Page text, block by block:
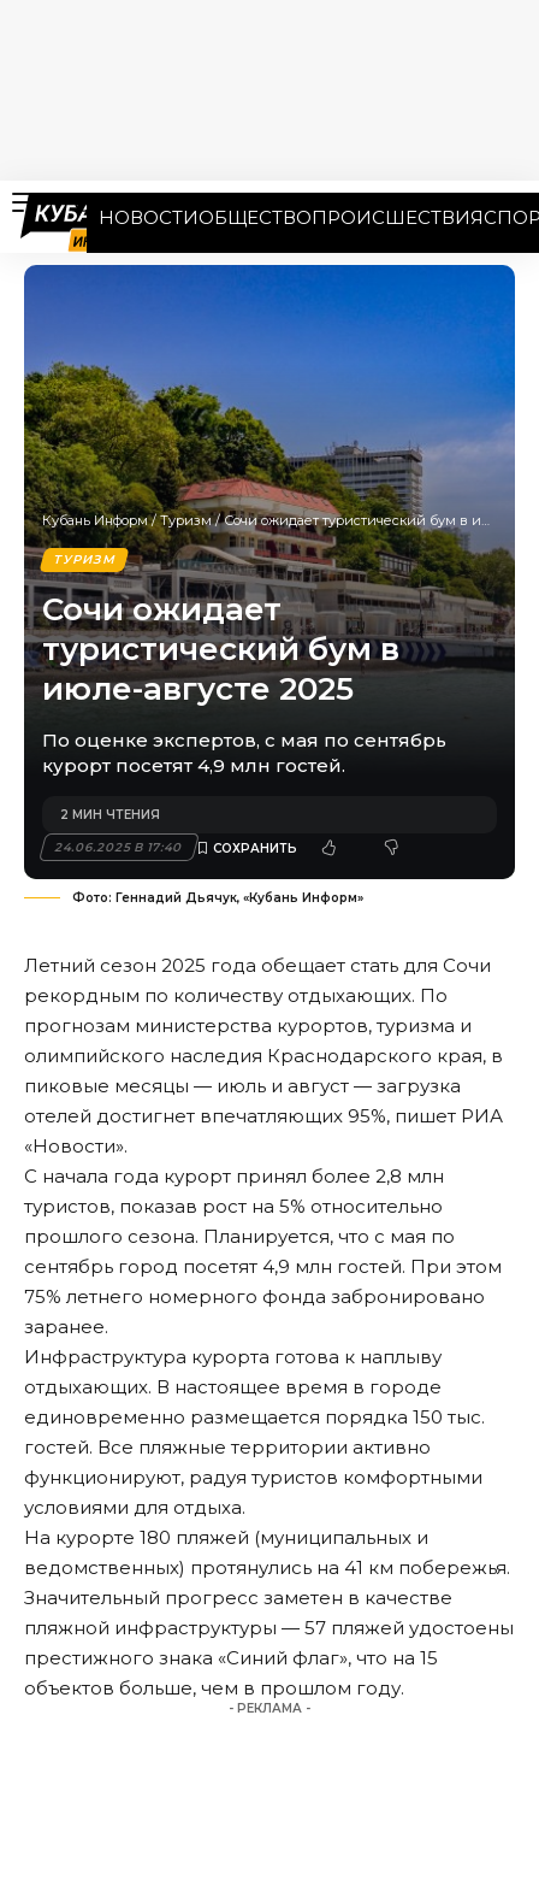
НОВОСТИОБЩЕСТВОПРОИСШЕСТВИЯ
Кубань Информ/Туризм/Сочи ожидает туристический бум в июле-августе 2025
ТУРИЗМ
Сочи ожидает
туристический бум в
июле-августе 2025
По оценке экспертов, с мая по сентябрь
курорт посетят 4,9 млн гостей.
24.06.2025 В 17:40
2 МИН ЧТЕНИЯ
Фото: Геннадий Дьячук, «Кубань Информ»
Летний сезон 2025 года обещает стать для Сочи
рекордным по количеству отдыхающих. По
прогнозам министерства курортов, туризма и
олимпийского наследия Краснодарского края, в
пиковые месяцы — июль и август — загрузка
отелей достигнет впечатляющих 95%, пишет РИА
«Новости».
С начала года курорт принял более 2,8 млн
туристов, показав рост на 5% относительно
прошлого сезона. Планируется, что с мая по
сентябрь город посетят 4,9 млн гостей. При этом
75% летнего номерного фонда забронировано
заранее.
Инфраструктура курорта готова к наплыву
отдыхающих. В настоящее время в городе
единовременно размещается порядка 150 тыс.
гостей. Все пляжные территории активно
функционируют, радуя туристов комфортными
условиями для отдыха.
На курорте 180 пляжей (муниципальных и
ведомственных) протянулись на 41 км побережья.
Значительный прогресс заметен в качестве
пляжной инфраструктуры — 57 пляжей удостоены
престижного знака «Синий флаг», что на 15
объектов больше, чем в прошлом году.
- РЕКЛАМА -